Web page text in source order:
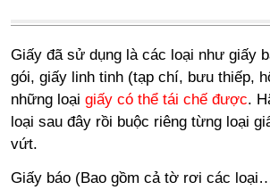
Giấy đã sử dụng là các loại như giấy
gói, giấy linh tinh (tạp chí, bưu thiếp,
những loại giấy có thể tái chế được.
loại sau đây rồi buộc riêng từng loại
vứt.
Giấy báo (Bao gồm cả tờ rơi các